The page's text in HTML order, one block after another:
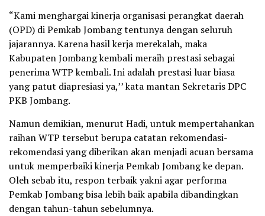
“Kami menghargai kinerja organisasi perangkat daerah
(OPD) di Pemkab Jombang tentunya dengan seluruh
jajarannya. Karena hasil kerja merekalah, maka
Kabupaten Jombang kembali meraih prestasi sebagai
penerima WTP kembali. Ini adalah prestasi luar biasa
yang patut diapresiasi ya,’’ kata mantan Sekretaris DPC
PKB Jombang.
Namun demikian, menurut Hadi, untuk mempertahankan
raihan WTP tersebut berupa catatan rekomendasi-
rekomendasi yang diberikan akan menjadi acuan bersama
untuk memperbaiki kinerja Pemkab Jombang ke depan.
Oleh sebab itu, respon terbaik yakni agar performa
Pemkab Jombang bisa lebih baik apabila dibandingkan
dengan tahun-tahun sebelumnya.